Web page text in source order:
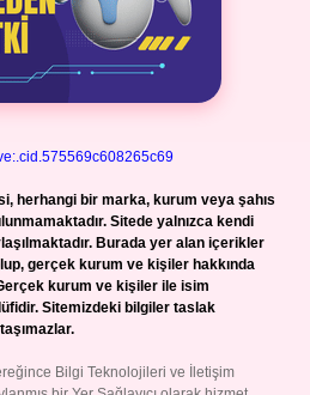
herhangi bir marka, kurum veya şahıs
Sitede yalnızca kendi
Burada yer alan içerikler
gerçek kurum ve kişiler hakkında
kurum ve kişiler ile isim
Sitemizdeki bilgiler taslak
Bilgi Teknolojileri ve İletişim